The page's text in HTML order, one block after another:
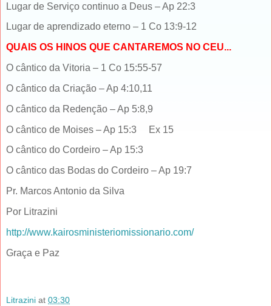
Lugar de Serviço continuo a Deus – Ap 22:3
Lugar de aprendizado eterno – 1 Co 13:9-12
QUAIS OS HINOS QUE CANTAREMOS NO CEU...
O cântico da Vitoria – 1 Co 15:55-57
O cântico da Criação – Ap 4:10,11
O cântico da Redenção – Ap 5:8,9
O cântico de Moises – Ap 15:3 Ex 15
O cântico do Cordeiro – Ap 15:3
O cântico das Bodas do Cordeiro – Ap 19:7
Pr. Marcos Antonio da Silva
Por Litrazini
http://www.kairosministeriomissionario.com/
Graça e Paz
Litrazini at 03:30